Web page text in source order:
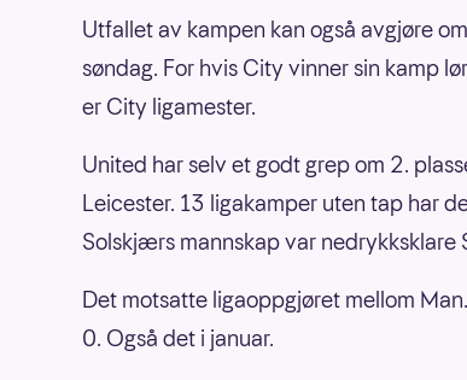
Utfallet av kampen kan også avgjøre
søndag. For hvis City vinner sin kamp
er City ligamester.
United har selv et godt grep om 2.
Leicester. 13 ligakamper uten tap har
Solskjærs mannskap var nedrykksklare
Det motsatte ligaoppgjøret mellom
0. Også det i januar.